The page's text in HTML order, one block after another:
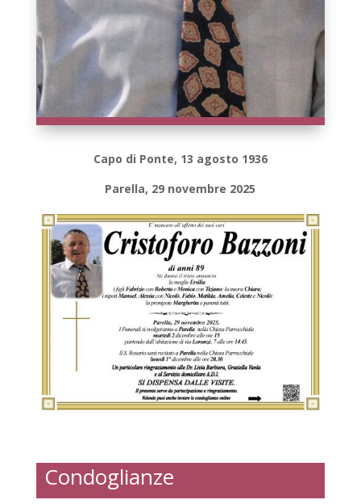
Capo di Ponte, 13 agosto 1936
Parella, 29 novembre 2025
Condoglianze